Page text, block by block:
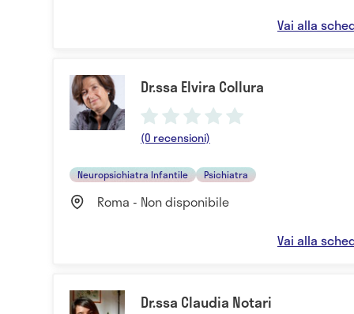
Vai alla
Dr.ssa Elvira Collura
(0 recensioni)
Neuropsichiatra Infantile Psichiatra
Roma - Non disponibile
Vai alla
Dr.ssa Claudia Notari